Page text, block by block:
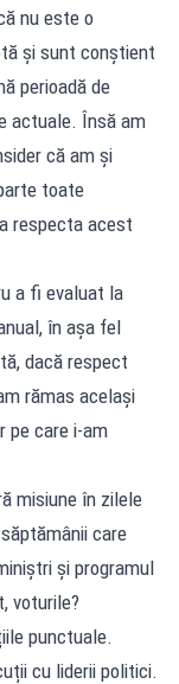
nu este o
și sunt conștient
perioadă de
actuale. Însă am
că am și
toate
respecta acest
a fi evaluat la
în așa fel
dacă respect
rămas același
pe care i-am
misiune în zilele
care
și programul
voturile?
punctuale.
cu liderii politici.